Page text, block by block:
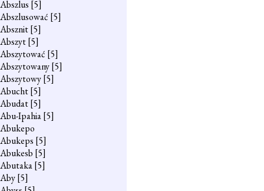
Abszlus [5]
Abszlusować [5]
Absznit[5]
Abszyt[5]
Abszytować [5]
Abszytowany[5]
Abszytowy[5]
Abucht[5]
Abudat[5]
Abu-Ipahia[5]
Abukepo
Abukeps [5]
Abukesb [5]
Abutaka[5]
Aby[5]